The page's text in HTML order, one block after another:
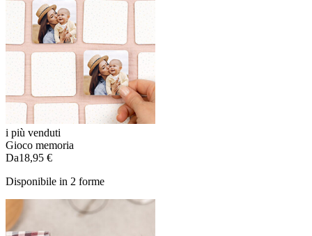
i più venduti
Gioco memoria
Da18,95 €
Disponibile in 2 forme